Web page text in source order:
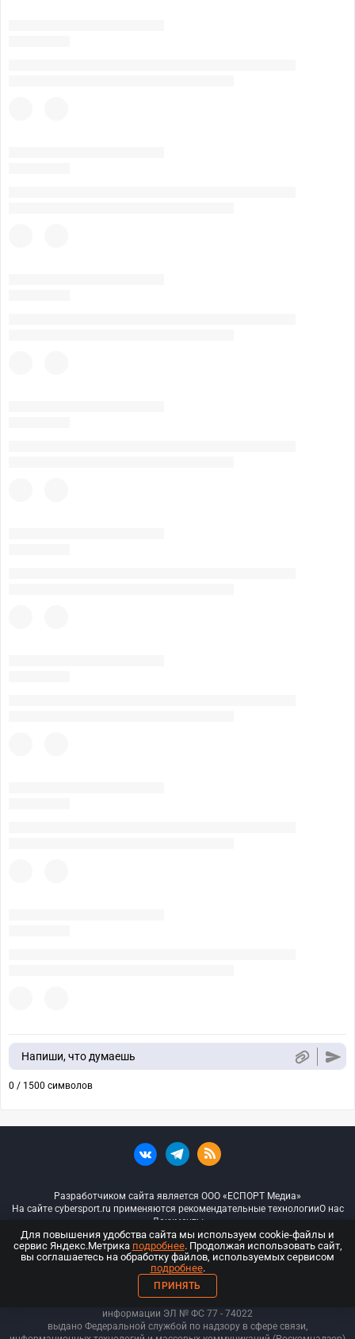
Напиши, что думаешь
0 / 1500 символов
Разработчиком сайта является ООО «ЕСПОРТ Медиа»
На сайте cybersport.ru применяются рекомендательные технологииО нас
Документы
© ООО «Киберспорт.ру» — Все права защищены
18+
ООО «Киберспорт.ру». Свидетельство о регистрации средств массовой
информации ЭЛ № ФС 77 - 74022
выдано Федеральной службой по надзору в сфере связи,
Для повышения удобства сайта мы используем cookie-файлы и
сервис Яндекс.Метрика подробнее. Продолжая использовать сайт,
вы соглашаетесь на обработку файлов, используемых сервисом
подробнее.
ПРИНЯТЬ